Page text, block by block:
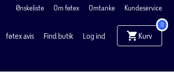
Ønskeliste Om føtex Omtanke Kundeservice
føtex avis Find butik Log ind Kurv
0